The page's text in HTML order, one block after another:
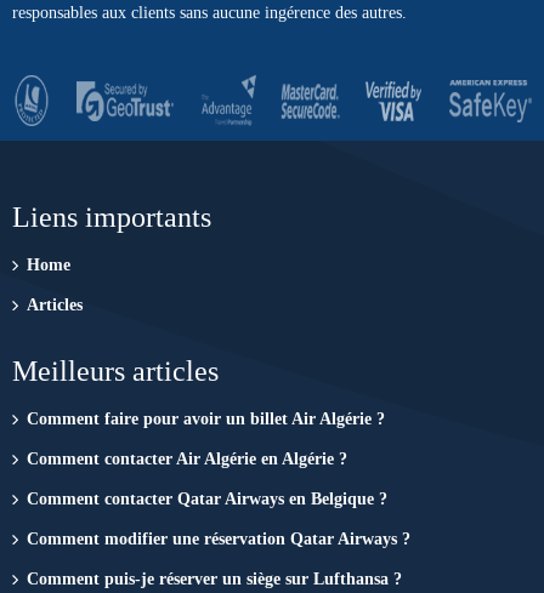
responsables aux clients sans aucune ingérence des autres.
Liens importants
Home
Articles
Meilleurs articles
Comment faire pour avoir un billet Air Algérie ?
Comment contacter Air Algérie en Algérie ?
Comment contacter Qatar Airways en Belgique ?
Comment modifier une réservation Qatar Airways ?
Comment puis-je réserver un siège sur Lufthansa ?